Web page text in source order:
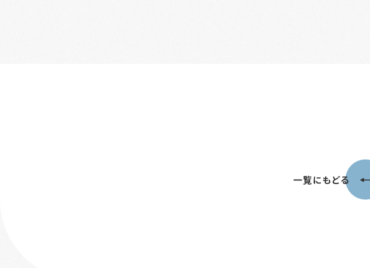
一覧にもどる